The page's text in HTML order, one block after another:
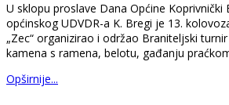
U sklopu proslave Dana Općine Koprivnički
općinskog UDVDR-a K. Bregi je 13.
„Zec“ organizirao i održao Braniteljski
kamena s ramena, belotu, gađanju
Opširnije...